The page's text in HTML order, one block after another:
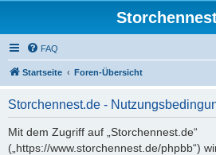
FAQ
Startseite Foren-Übersicht
Storchennest.de -
Mit dem Zugriff auf „Storchennest.de“
(„https://www.storchennest.de/phpbb“)